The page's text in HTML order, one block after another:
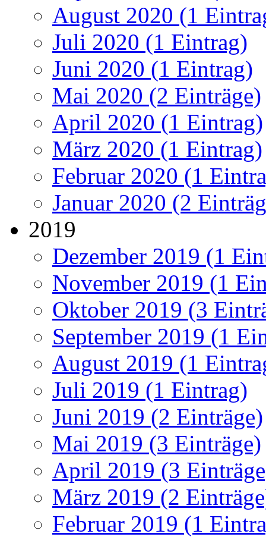
August 2020 (1
Juli 2020 (1 Eintrag)
Juni 2020 (1 Eintrag)
Mai 2020 (2 Einträge)
April 2020 (1 Eintrag)
März 2020 (1 Eintrag)
Februar 2020 (1
Januar 2020 (2
2019
Dezember 2019 (1
November 2019 (1
Oktober 2019 (3
September 2019 (1
August 2019 (1
Juli 2019 (1 Eintrag)
Juni 2019 (2 Einträge)
Mai 2019 (3 Einträge)
April 2019 (3
März 2019 (2
Februar 2019 (1